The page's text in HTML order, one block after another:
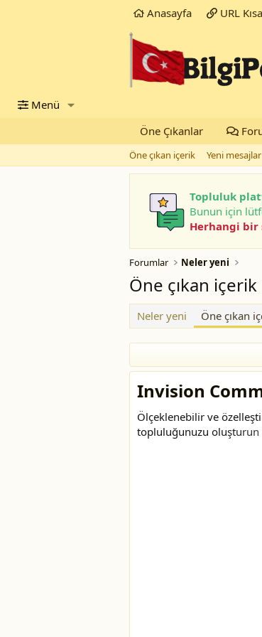
Anasayfa URL
Menü
Öne Çıkanlar
Öne çıkan içerik Yeni mesajlar
Topluluk
Bunun için
Herhangi bir
Forumlar Neler yeni
Öne çıkan içerik
Neler yeni Öne çıkan
Invision
Ölçeklenebilir ve
topluluğunuzu oluşturun